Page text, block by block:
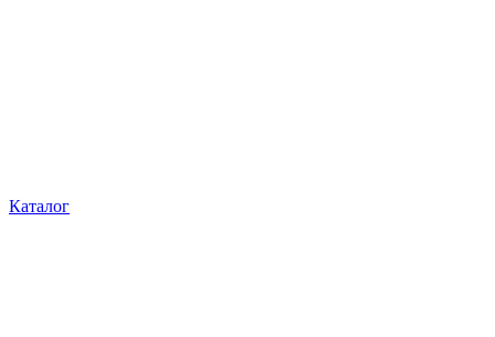
Каталог